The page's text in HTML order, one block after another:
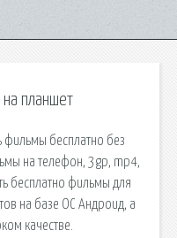
на планшет
фильмы бесплатно без
на телефон, 3gp, mp4,
бесплатно фильмы для
на базе ОС Андроид, а
качестве.